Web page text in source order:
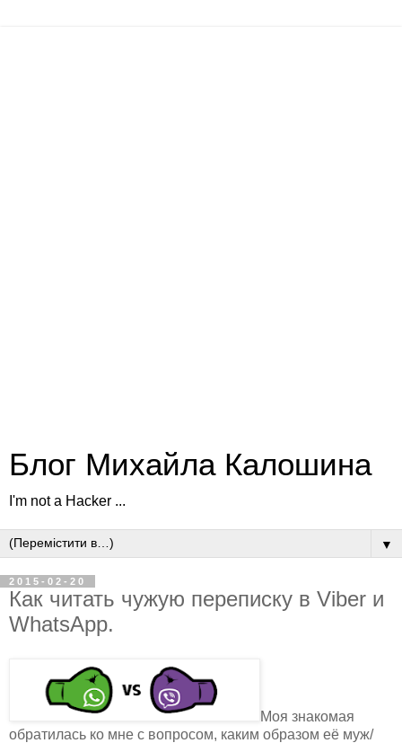
Блог Михайла Калошина
I'm not a Hacker ...
▼
2015-02-20
Как читать чужую переписку в Viber и
WhatsApp.
Моя знакомая
обратилась ко мне с вопросом, каким образом её муж/